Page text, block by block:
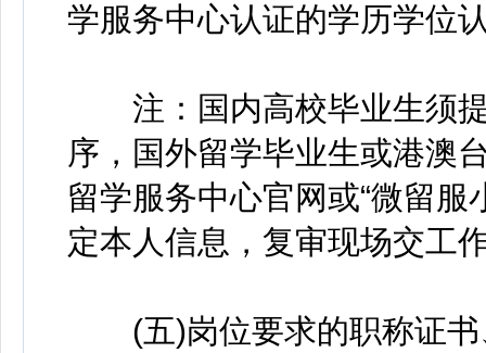
学服务中心认证的学历学位
注：国内高校毕业生须提
序，国外留学毕业生或港澳
留学服务中心官网或“微留
定本人信息，复审现场交工
(五)岗位要求的职称证书